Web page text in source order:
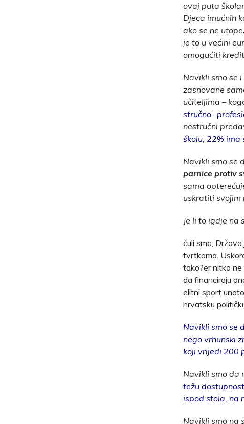
ovaj puta
Djeca imućnih
ako se ne utope
je to u većini
omogućiti
Navikli smo se i
zasnovane
učiteljima –
stručno-
nestručni
školu; 22% ima
Navikli smo se
parnice protiv
sama
uskratiti svojim
Je li to igdje na
čuli smo,
tvrtkama.
tako?er nitko ne
da financiraju
elitni sport
hrvatsku
Navikli smo se
nego vrhunski
koji vrijedi 200
Navikli smo da
težu
ispod stola, na
Navikli smo na